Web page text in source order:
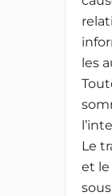
les
Le
et le